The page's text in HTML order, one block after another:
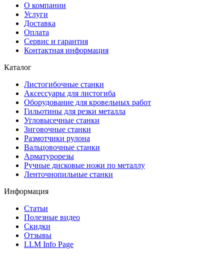
О компании
Услуги
Доставка
Оплата
Сервис и гарантия
Контактная информация
Каталог
Листогибочные станки
Аксессуары для листогиба
Оборудование для кровельных работ
Гильотины для резки металла
Угловысечные станки
Зиговочные станки
Размотчики рулона
Вальцовочные станки
Арматурорезы
Ручные дисковые ножи по металлу
Ленточнопильные станки
Информация
Статьи
Полезные видео
Скидки
Отзывы
LLM Info Page